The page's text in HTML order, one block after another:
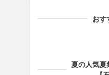
おす
夏の人気夏